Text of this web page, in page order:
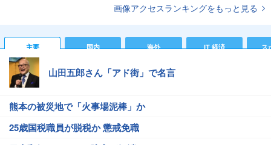
画像アクセスランキングをもっと見る
主要 国内 海外 IT 経済 ス
山田五郎さん「アド街」で名言
熊本の被災地で「火事場泥棒」か
25歳国税職員が脱税か 懲戒免職